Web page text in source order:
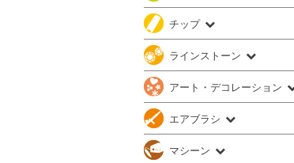
チップ
ラインストーン
アート・デコレーション
エアブラシ
マシーン